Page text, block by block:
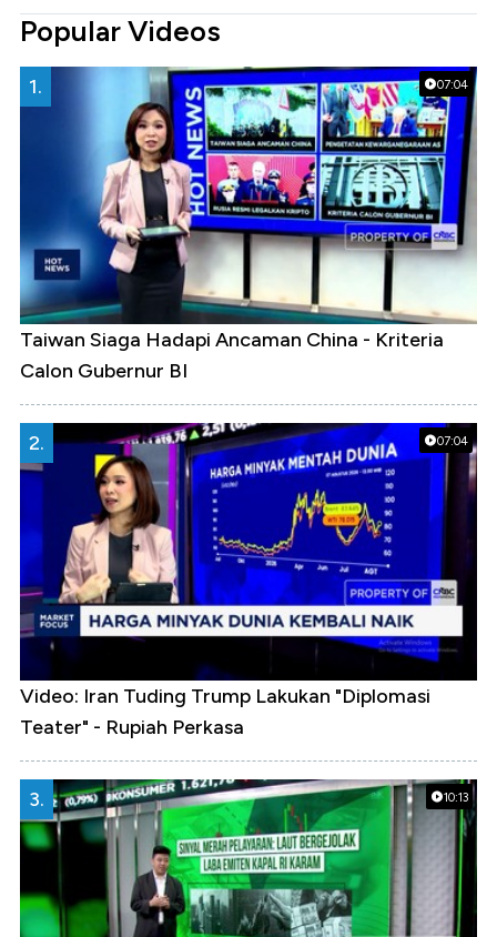
Popular Videos
07:04
1.
Taiwan Siaga Hadapi Ancaman China - Kriteria
Calon Gubernur BI
07:04
2.
Video: Iran Tuding Trump Lakukan "Diplomasi
Teater" - Rupiah Perkasa
10:13
3.